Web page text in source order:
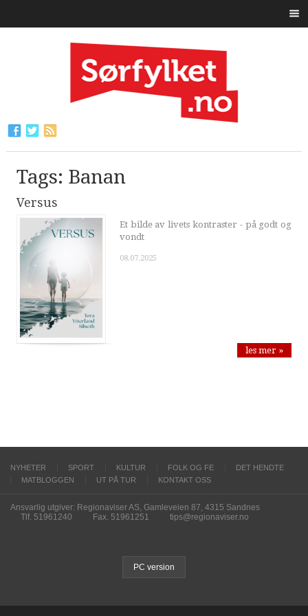
Tags: Banan
Versus
Et bilde av livets kontraster - på godt og
vondt
08.07.2025
les mer »
NYHETER SPORT KULTUR FOLK OG FE
DET HENDTE
MATBLOGGEN
UT PÅ TUR KONTAKT OSS
Ansvarlig utgiver: Regionaviser AS, Gamleveien 87, 4315 Sandnes
Tlf. 51961240
Fax. 51961251 tips@regionaviser.no
PC version